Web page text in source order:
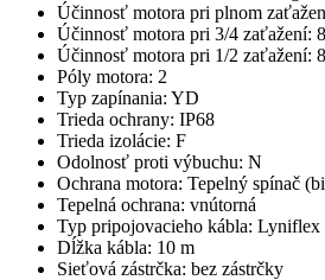
Účinnosť motora pri plnom
Účinnosť motora pri 3/4 zaťažení:
Účinnosť motora pri 1/2 zaťažení:
Póly motora: 2
Typ zapínania: YD
Trieda ochrany: IP68
Trieda izolácie: F
Odolnosť proti výbuchu: N
Ochrana motora: Tepelný spínač
Tepelná ochrana: vnútorná
Typ pripojovacieho kábla: Lyniflex
Dĺžka kábla: 10 m
Sieťová zástrčka: bez zástrčky